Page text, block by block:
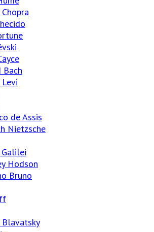
Chopra
Bach
de Assis
Nietzsche
Hodson
Bruno
Blavatsky